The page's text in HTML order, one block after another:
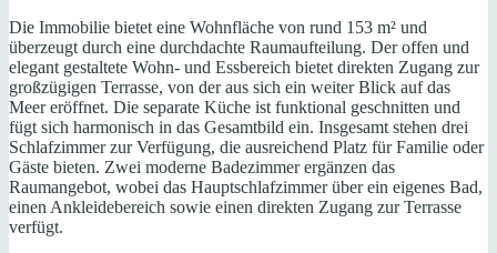
Die Immobilie bietet eine Wohnfläche von rund 153 m² und
überzeugt durch eine durchdachte Raumaufteilung. Der offen und
elegant gestaltete Wohn- und Essbereich bietet direkten Zugang zur
großzügigen Terrasse, von der aus sich ein weiter Blick auf das
Meer eröffnet. Die separate Küche ist funktional geschnitten und
fügt sich harmonisch in das Gesamtbild ein. Insgesamt stehen drei
Schlafzimmer zur Verfügung, die ausreichend Platz für Familie oder
Gäste bieten. Zwei moderne Badezimmer ergänzen das
Raumangebot, wobei das Hauptschlafzimmer über ein eigenes Bad,
einen Ankleidebereich sowie einen direkten Zugang zur Terrasse
verfügt.